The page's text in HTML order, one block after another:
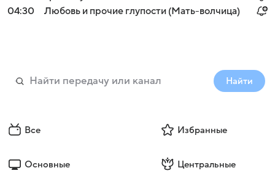
04:30
Любовь и прочие глупости (Мать-волчица)
Найти
Все Избранные
Основные Центральные